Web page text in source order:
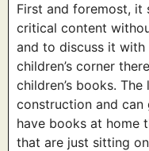
First and foremost, it
critical content
and to discuss it with
children’s corner
children’s books.
construction and
have books at home
that are just sitting